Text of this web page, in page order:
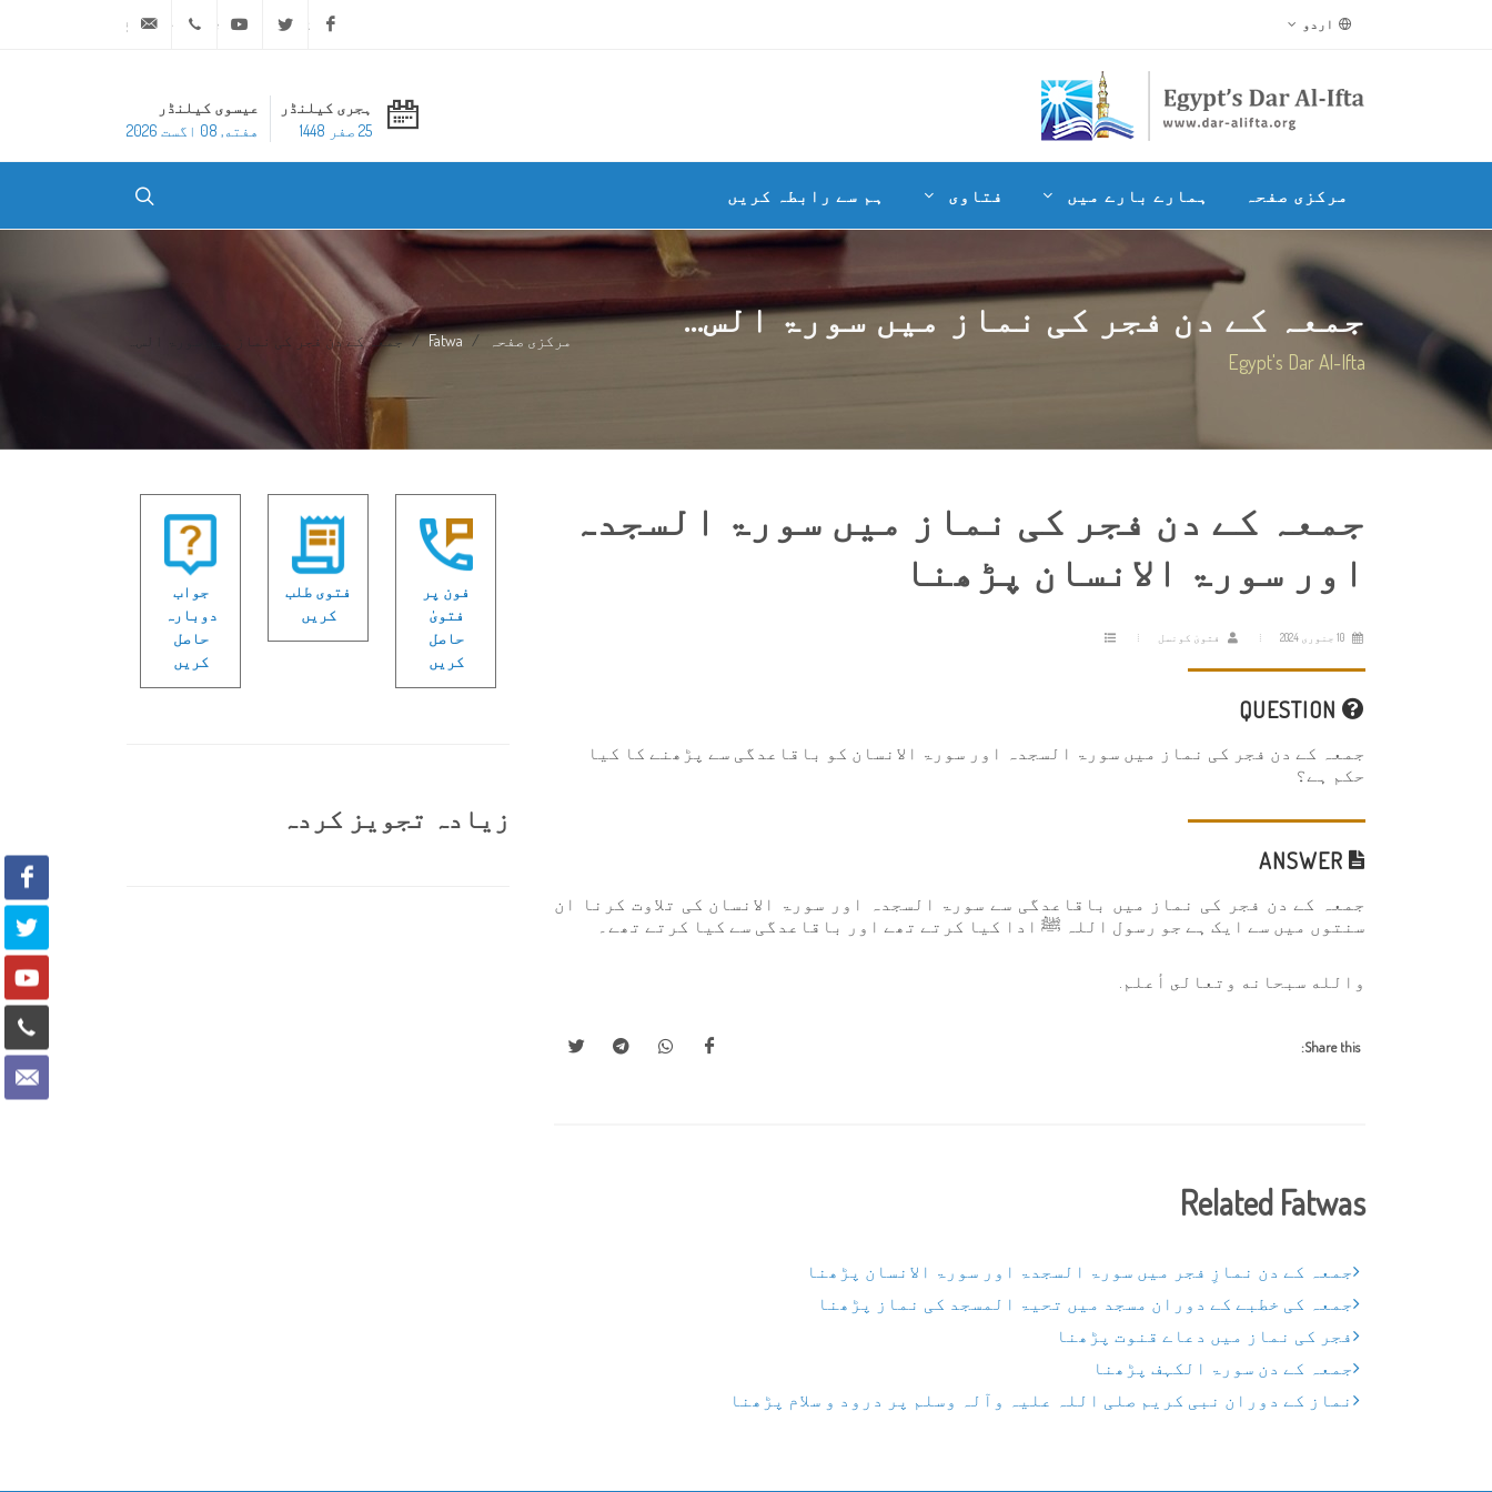
اردو Facebook
Twitter
Youtube
ہجری کیلنڈر
25 صفر 1448
عیسوی کیلنڈر
هفته, 08 اگست 2026
مرکزی صفحہ ہمارے بارے میں فتاوی ہم سے رابطہ کریں
جمعہ کے دن فجر کی نماز میں سورۃ الس...
Egypt's Dar Al-Ifta
مرکزی صفحہ Fatwa جمعہ کے دن فجر کی نماز میں سورۃ الس...
جمعہ کے دن فجر کی نماز میں سورۃ السجدہ
اور سورۃ الانسان پڑھنا
فتویٰ کونسل
جمعہ کے دن فجر کی نماز میں سورۃ السجدہ اور سورۃ الانسان کو باقاعدگی سے پڑھنے کا کیا
حکم ہے؟
جمعہ کے دن فجر کی نماز میں باقاعدگی سے سورۃ السجدہ اور سورۃ الانسان کی تلاوت کرنا ان
سنتوں میں سے ایک ہے جو رسول اللہ ﷺ ادا کیا کرتے تھے اور باقاعدگی سے کیا کرتے تھے۔
والله سبحانه وتعالى أعلم.
Share this:
Related Fatwas
جمعہ کے دن نمازِ فجر میں سورۃ السجدۃ اور سورۃ الانسان پڑھنا
جمعہ کی خطبے کے دوران مسجد میں تحیۃ المسجد کی نماز پڑھنا
فجر کی نماز میں دعاے قنوت پڑھنا
جمعہ کے دن سورۃ الکہف پڑھنا
نماز کے دوران نبی کریم صلی اللہ علیہ وآلہ وسلم پر درود و سلام پڑھنا
فون پر
فتویٰ
حاصل
کریں
فتوی طلب
کریں
جواب
دوبارہ
حاصل
کریں
زیادہ تجویز کردہ